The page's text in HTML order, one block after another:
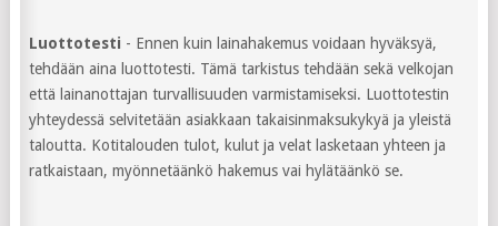
Luottotesti - Ennen kuin lainahakemus voidaan hyväksyä,
tehdään aina luottotesti. Tämä tarkistus tehdään sekä velkojan
että lainanottajan turvallisuuden varmistamiseksi. Luottotestin
yhteydessä selvitetään asiakkaan takaisinmaksukykyä ja yleistä
taloutta. Kotitalouden tulot, kulut ja velat lasketaan yhteen ja
ratkaistaan, myönnetäänkö hakemus vai hylätäänkö se.